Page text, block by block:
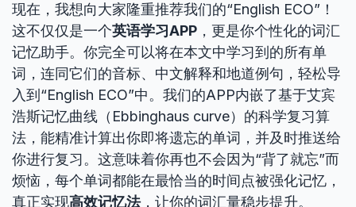
现在，我想向大家隆重推荐我们的“English ECO”！
这不仅仅是一个英语学习APP ，更是你个性化的词汇
记忆助手。你完全可以将在本文中学习到的所有单
词，连同它们的音标、中文解释和地道例句，轻松导
入到“English ECO”中。我们的APP内嵌了基于艾宾
浩斯记忆曲线（Ebbinghaus curve）的科学复习算
法，能精准计算出你即将遗忘的单词，并及时推送给
你进行复习。这意味着你再也不会因为“背了就忘”而
烦恼，每个单词都能在最恰当的时间点被强化记忆，
真正实现高效记忆法，让你的词汇量稳步提升。